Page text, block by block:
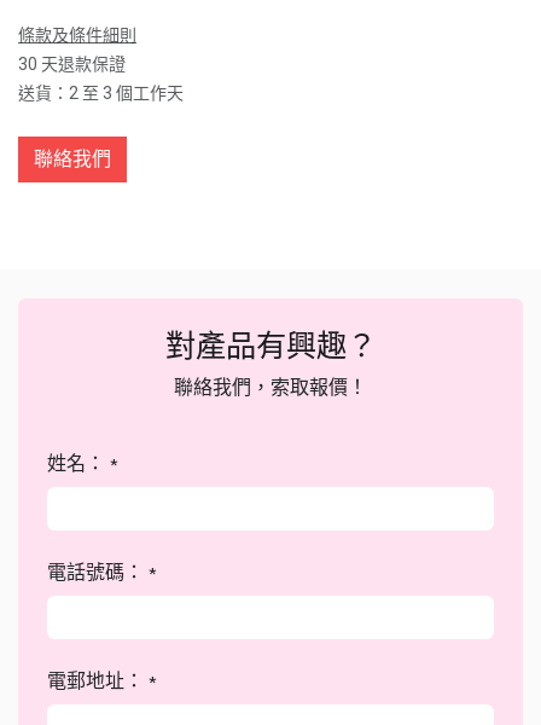
條款及條件細則
30 天退款保證
送貨：2 至 3 個工作天
聯絡我們
對產品有興趣？
聯絡我們，索取報價！
姓名： *
電話號碼： *
電郵地址： *